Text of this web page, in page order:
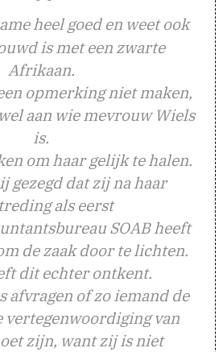
heel goed en weet ook
is met een zwarte
Afrikaan.
opmerking niet maken,
aan wie mevrouw Wiels
is.
om haar gelijk te halen.
gezegd dat zij na haar
als eerst
SOAB heeft
de zaak door te lichten.
dit echter ontkent.
afvragen of zo iemand de
van
zijn, want zij is niet